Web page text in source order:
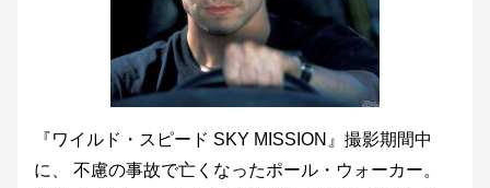
『ワイルド・スピード SKY MISSION』撮影期間中
に、 不慮の事故で亡くなったポール・ウォーカー。